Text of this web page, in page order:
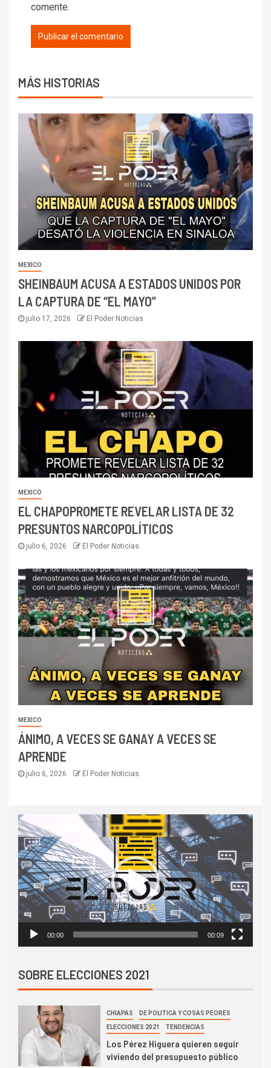
comente.
MÁS HISTORIAS
MEXICO
SHEINBAUM ACUSA A ESTADOS UNIDOS POR
LA CAPTURA DE “EL MAYO”
julio 17, 2026 El Poder Noticias
MEXICO
EL CHAPOPROMETE REVELAR LISTA DE 32
PRESUNTOS NARCOPOLÍTICOS
julio 6, 2026 El Poder Noticias
MEXICO
ÁNIMO, A VECES SE GANAY A VECES SE
APRENDE
julio 6, 2026 El Poder Noticias
Reproductor
de
vídeo
00:00 00:09
SOBRE ELECCIONES 2021
CHIAPAS DE POLITICA Y COSAS PEORES
ELECCIONES 2021 TENDENCIAS
Los Pérez Higuera quieren seguir
viviendo del presupuesto público